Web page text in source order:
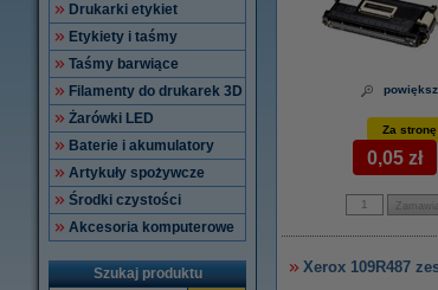
Drukarki etykiet
Etykiety i taśmy
Taśmy barwiące
Filamenty do drukarek 3D
Żarówki LED
Baterie i akumulatory
Artykuły spożywcze
Środki czystości
Akcesoria komputerowe
Szukaj produktu
powiększ
Za stronę
0,05 zł
Xerox 109R487